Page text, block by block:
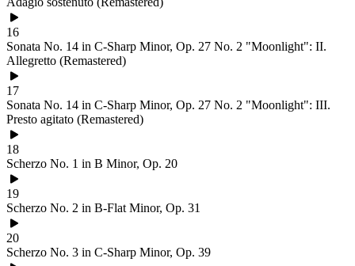
16
Sonata No. 14 in C-Sharp Minor, Op. 27 No. 2 "Moonlight": II.
Allegretto (Remastered)
17
Sonata No. 14 in C-Sharp Minor, Op. 27 No. 2 "Moonlight": III.
Presto agitato (Remastered)
18
Scherzo No. 1 in B Minor, Op. 20
19
Scherzo No. 2 in B-Flat Minor, Op. 31
20
Scherzo No. 3 in C-Sharp Minor, Op. 39